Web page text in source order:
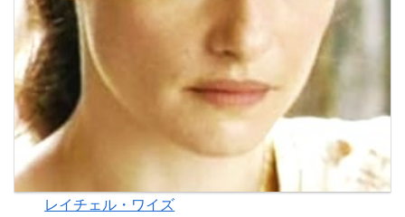
レイチェル・ワイズ